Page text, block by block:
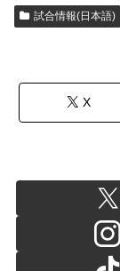
試合情報(日本語)
X